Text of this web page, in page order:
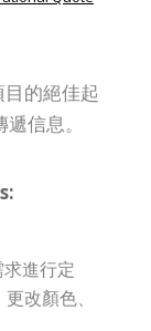
的絕佳起
信息。
進行定
改顏色、